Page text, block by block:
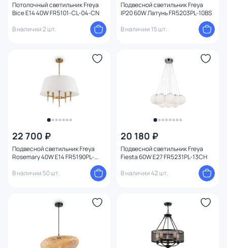
Потолочный светильник Freya
Bice E14 40W FR5101-CL-04-CN
В наличии 2 шт.
Подвесной светильник Freya
IP20 60W Латунь FR5203PL-10BS
В наличии 15 шт.
22 700 ₽
Подвесной светильник Freya
Rosemary 40W E14 FR5190PL-
В наличии 50 шт.
20 180 ₽
Подвесной светильник Freya
Fiesta 60W E27 FR5231PL-13CH
В наличии 42 шт.